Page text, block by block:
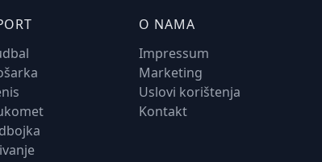
O NAMA
Impressum
Marketing
Uslovi korištenja
Kontakt